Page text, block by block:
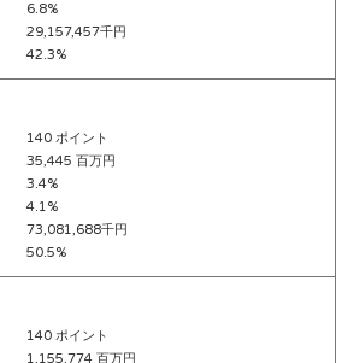
6.8%
29,157,457千円
42.3%
140 ポイント
35,445 百万円
3.4%
4.1%
73,081,688千円
50.5%
140 ポイント
1,155,774 百万円